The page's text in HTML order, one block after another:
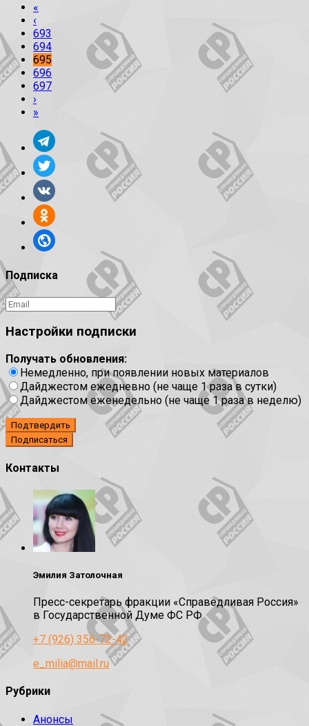
«
‹
693
694
695
696
697
›
»
Подписка
Настройки подписки
Получать обновления:
Немедленно, при появлении новых материалов
Дайджестом ежедневно (не чаще 1 раза в сутки)
Дайджестом еженедельно (не чаще 1 раза в неделю)
Подтвердить
Контакты
Эмилия Затолочная
Пресс-секретарь фракции «Справедливая Россия»
в Государственной Думе ФС РФ
+7 (926) 356-72-42
e_milia@mail.ru
Рубрики
Анонсы